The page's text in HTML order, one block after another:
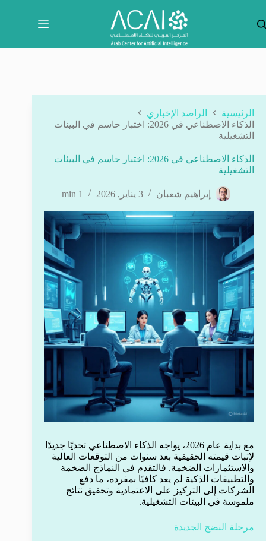
المحتوى
الرئيسية
الراصد الإخباري
الذكاء الاصطناعي في 2026: اختبار حاسم في البيئات
التشغيلية
الذكاء الاصطناعي في 2026: اختبار حاسم في البيئات
التشغيلية
إبراهيم شعبان 3 يناير, 2026 1 min
مع بداية عام 2026، يواجه الذكاء الاصطناعي تحديًا جديدًا
لإثبات قيمته الحقيقية بعد سنوات من التوقعات العالية
والاستثمارات الضخمة. فالتقدم في النماذج الضخمة
والتطبيقات الذكية لم يعد كافيًا بمفرده، ما دفع
الشركات إلى التركيز على الاعتمادية وتحقيق نتائج
ملموسة في البيئات التشغيلية.
مرحلة النضج الجديدة